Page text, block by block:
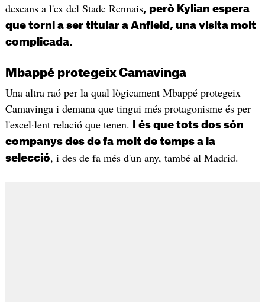
descans a l'ex del Stade Rennais, però Kylian espera
que torni a ser titular a Anfield, una visita molt
complicada.
Mbappé protegeix Camavinga
Una altra raó per la qual lògicament Mbappé protegeix
Camavinga i demana que tingui més protagonisme és per
l'excel·lent relació que tenen.
I és que tots dos són
companys des de fa molt de temps a la
selecció, i des de fa més d'un any, també al Madrid.